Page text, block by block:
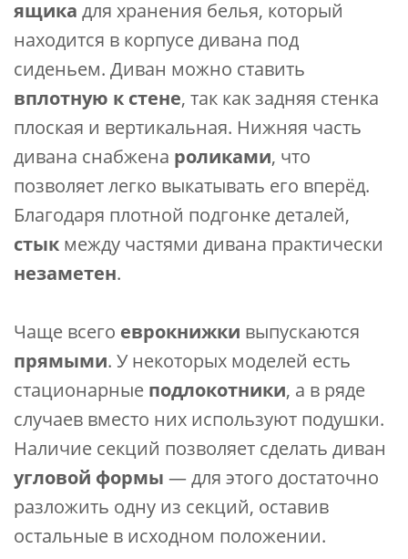
ящика для хранения белья, который
находится в корпусе дивана под
сиденьем. Диван можно ставить
вплотную к стене, так как задняя стенка
плоская и вертикальная. Нижняя часть
дивана снабжена роликами, что
позволяет легко выкатывать его вперёд.
Благодаря плотной подгонке деталей,
стык между частями дивана практически
незаметен.
Чаще всего еврокнижки выпускаются
прямыми. У некоторых моделей есть
стационарные подлокотники, а в ряде
случаев вместо них используют подушки.
Наличие секций позволяет сделать диван
угловой формы — для этого достаточно
разложить одну из секций, оставив
остальные в исходном положении.